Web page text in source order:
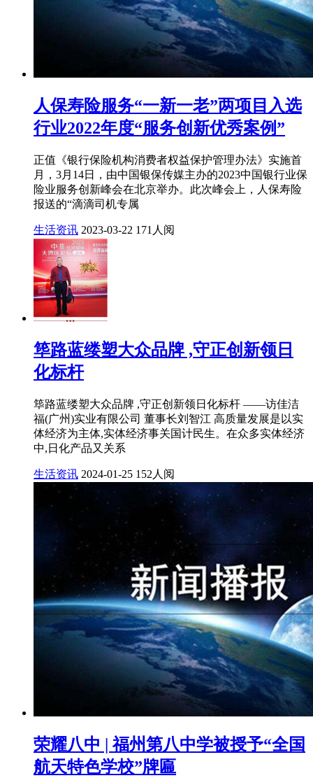
人保寿险服务“一新一老”两项目入选
行业2022年度“服务创新优秀案例”
正值《银行保险机构消费者权益保护管理办法》实施首
月，3月14日，由中国银保传媒主办的2023中国银行业保
险业服务创新峰会在北京举办。此次峰会上，人保寿险
报送的“滴滴司机专属
生活资讯 2023-03-22 171人阅
筚路蓝缕塑大众品牌 ,守正创新领日
化标杆
筚路蓝缕塑大众品牌 ,守正创新领日化标杆 ——访佳洁
福(广州)实业有限公司 董事长刘智江 高质量发展是以实
体经济为主体,实体经济事关国计民生。在众多实体经济
中,日化产品又关系
生活资讯 2024-01-25 152人阅
荣耀八中 | 福州第八中学被授予“全国
航天特色学校”牌匾